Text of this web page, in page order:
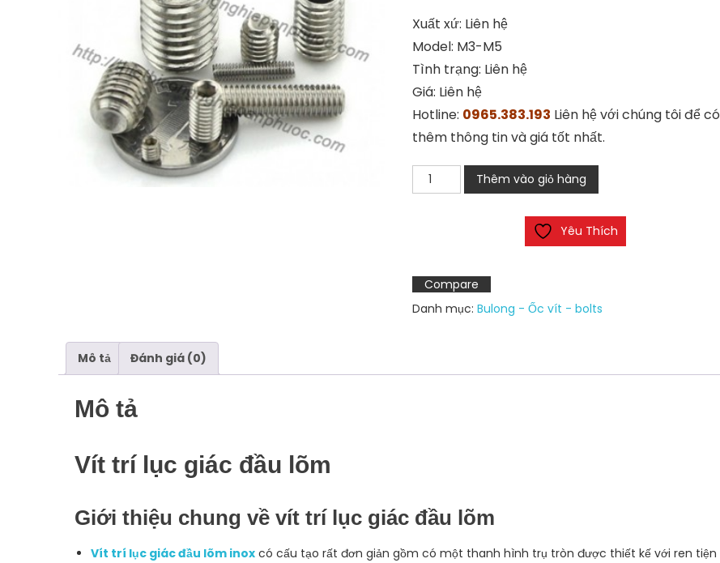
Xuất xứ: Liên hệ
Model: M3-M5
Tình trạng: Liên hệ
Giá: Liên hệ
Hotline: 0965.383.193 Liên hệ với chúng tôi để có
thêm thông tin và giá tốt nhất.
trí
lõm
số
lượng
Thêm vào giỏ hàng
Yêu Thích
Compare
Danh mục: Bulong - Ốc vít - bolts
Mô tả Đánh giá (0)
Mô tả
Vít trí lục giác đầu lõm
Giới thiệu chung về vít trí lục giác đầu lõm
Vít trí lục giác đầu lõm inox có cấu tạo rất đơn giản gồm có một thanh hình trụ tròn được thiết kế với ren tiện